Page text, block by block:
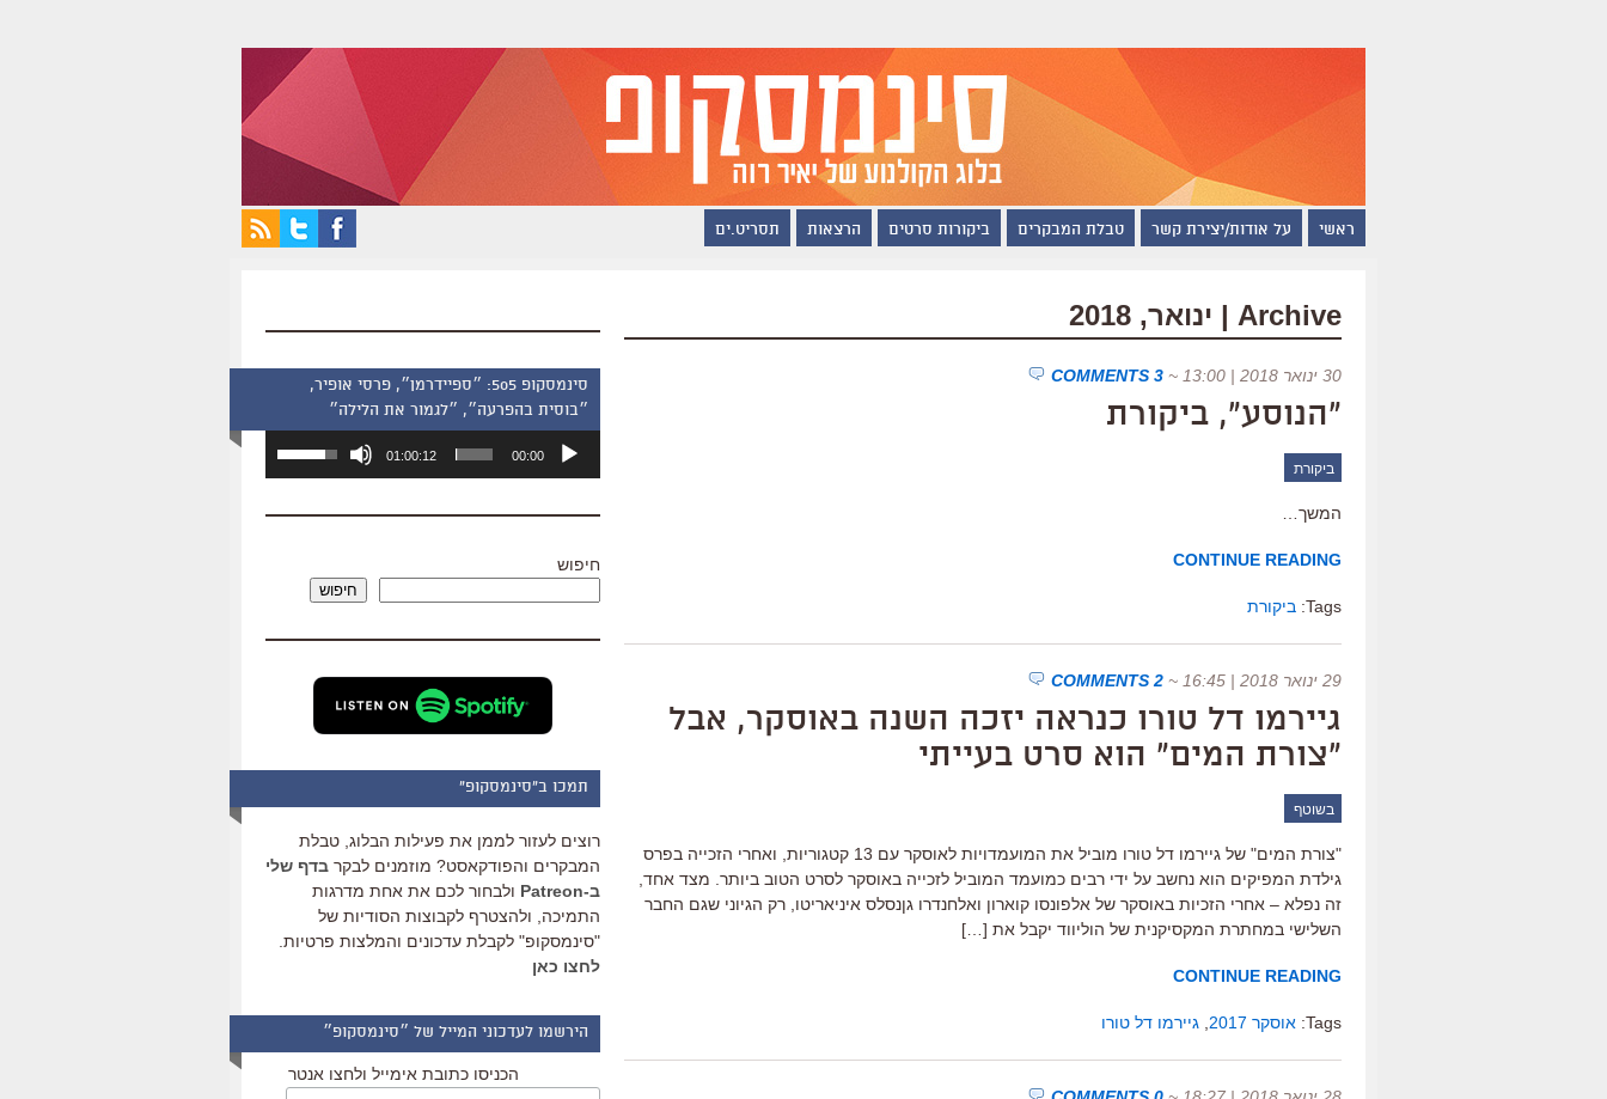
ראשי על אודות/יצירת קשר טבלת המבקרים ביקורות סרטים הרצאות תסריט.ים
Archive | ינואר, 2018
30 ינואר 2018 | 13:00 ~
3 COMMENTS
"הנוסע", ביקורת
ביקורת
המשך…
CONTINUE READING
Tags: ביקורת
29 ינואר 2018 | 16:45 ~
2 COMMENTS
גיירמו דל טורו כנראה יזכה השנה באוסקר, אבל
"צורת המים" הוא סרט בעייתי
בשוטף
"צורת המים" של גיירמו דל טורו מוביל את המועמדויות לאוסקר עם 13 קטגוריות, ואחרי הזכייה בפרס
גילדת המפיקים הוא נחשב על ידי רבים כמועמד המוביל לזכייה באוסקר לסרט הטוב ביותר. מצד אחד,
זה נפלא – אחרי הזכיות באוסקר של אלפונסו קוארון ואלחנדרו גןנסלס איניאריטו, רק הגיוני שגם החבר
השלישי במחתרת המקסיקנית של הוליווד יקבל את […]
CONTINUE READING
Tags: אוסקר 2017 גיירמו דל טורו
סינמסקופ 505: ״ספיידרמן״, פרסי אופיר,
״בוסית בהפרעה״, ״לגמור את הלילה״
אודיו
00:00
01:00:12
השתמש
כדי
שמע.
חיפוש
חיפוש
תמכו ב"סינמסקופ"
רוצים לעזור לממן את פעילות הבלוג, טבלת
המבקרים והפודקאסט? מוזמנים לבקר בדף שלי
ב-Patreon
ולבחור לכם את אחת מדרגות
התמיכה, ולהצטרף לקבוצות הסודיות של
"סינמסקופ" לקבלת עדכונים והמלצות פרטיות.
לחצו כאן
הירשמו לעדכוני המייל של ״סינמסקופ״
הכניסו כתובת אימייל ולחצו אנטר